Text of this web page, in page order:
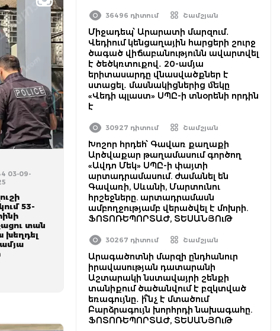
03-09-
53-
տան
խեղդել
36496 դիտում Շամշյան
Միջադեպ՝ Արարատի մարզում․
Վեդիում կենցաղային հարցերի շուրջ
ծագած վիճաբանությունն ավարտվել
է ծեծկռտուքով․ 20-ամյա
երիտասարդը վնասվածքներ է
ստացել․ մասնակիցներից մեկը
«Վեդի պլաստ» ՍՊԸ-ի տնօրենի որդին
է
30927 դիտում Շամշյան
Խոշոր հրդեհ՝ Գավառ քաղաքի
Արծվաքար թաղամասում գործող
«Ավդո Մեկ» ՍՊԸ-ի փայտի
արտադրամասում. ժամանել են
Գավառի, Սևանի, Մարտունու
հրշեջները. արտադրամասն
ամբողջությամբ վերածվել է մոխրի.
ՖՈՏՈՌԵՊՈՐՏԱԺ, ՏԵՍԱՆՅՈւԹ
30267 դիտում Շամշյան
Արագածոտնի մարզի ընդհանուր
իրավասության դատարանի
Աշտարակի նստավայրի շենքի
տանիքում ծածանվում է բզկտված
եռագույնը․ ի՞նչ է մտածում
Բարձրագույն խորհրդի նախագահը.
ՖՈՏՈՌԵՊՈՐՏԱԺ, ՏԵՍԱՆՅՈւԹ